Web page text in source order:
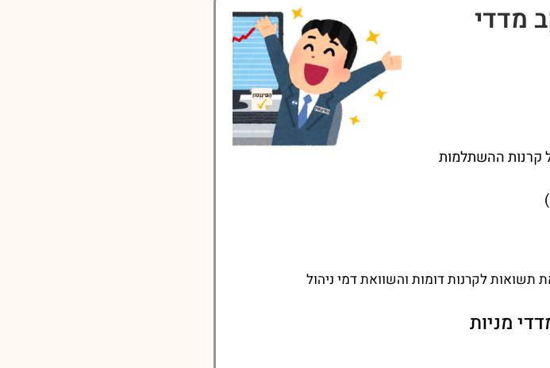
מדדי
קרנות ההשתלמות
לקרנות דומות והשוואת דמי ניהול
מניות